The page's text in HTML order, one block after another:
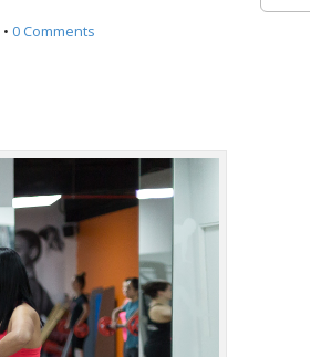
• 0 Comments